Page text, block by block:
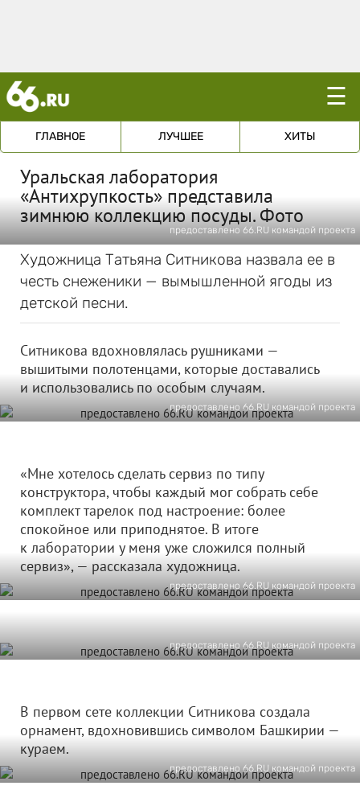
☰
ГЛАВНОЕ ЛУЧШЕЕ ХИТЫ
Уральская лаборатория
«Антихрупкость» представила
зимнюю коллекцию посуды. Фото
предоставлено 66.RU командой проекта
Художница Татьяна Ситникова назвала ее в
честь снеженики — вымышленной ягоды из
детской песни.
Ситникова вдохновлялась рушниками —
вышитыми полотенцами, которые доставались
и использовались по особым случаям.
предоставлено 66.RU командой проекта
«Мне хотелось сделать сервиз по типу
конструктора, чтобы каждый мог собрать себе
комплект тарелок под настроение: более
спокойное или приподнятое. В итоге
к лаборатории у меня уже сложился полный
сервиз», — рассказала художница.
предоставлено 66.RU командой проекта
предоставлено 66.RU командой проекта
В первом сете коллекции Ситникова создала
орнамент, вдохновившись символом Башкирии —
кураем.
предоставлено 66.RU командой проекта